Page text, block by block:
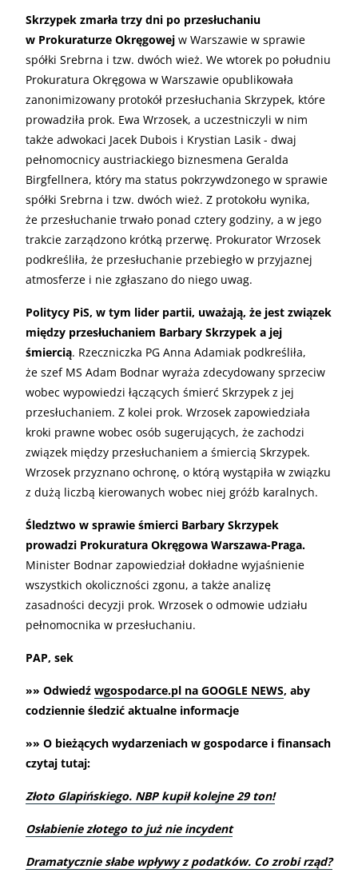
Skrzypek zmarła trzy dni po przesłuchaniu
w Prokuraturze Okręgowej w Warszawie w sprawie
spółki Srebrna i tzw. dwóch wież. We wtorek po południu
Prokuratura Okręgowa w Warszawie opublikowała
zanonimizowany protokół przesłuchania Skrzypek, które
prowadziła prok. Ewa Wrzosek, a uczestniczyli w nim
także adwokaci Jacek Dubois i Krystian Lasik - dwaj
pełnomocnicy austriackiego biznesmena Geralda
Birgfellnera, który ma status pokrzywdzonego w sprawie
spółki Srebrna i tzw. dwóch wież. Z protokołu wynika,
że przesłuchanie trwało ponad cztery godziny, a w jego
trakcie zarządzono krótką przerwę. Prokurator Wrzosek
podkreśliła, że przesłuchanie przebiegło w przyjaznej
atmosferze i nie zgłaszano do niego uwag.
Politycy PiS, w tym lider partii, uważają, że jest związek
między przesłuchaniem Barbary Skrzypek a jej
śmiercią. Rzeczniczka PG Anna Adamiak podkreśliła,
że szef MS Adam Bodnar wyraża zdecydowany sprzeciw
wobec wypowiedzi łączących śmierć Skrzypek z jej
przesłuchaniem. Z kolei prok. Wrzosek zapowiedziała
kroki prawne wobec osób sugerujących, że zachodzi
związek między przesłuchaniem a śmiercią Skrzypek.
Wrzosek przyznano ochronę, o którą wystąpiła w związku
z dużą liczbą kierowanych wobec niej gróźb karalnych.
Śledztwo w sprawie śmierci Barbary Skrzypek
prowadzi Prokuratura Okręgowa Warszawa-Praga.
Minister Bodnar zapowiedział dokładne wyjaśnienie
wszystkich okoliczności zgonu, a także analizę
zasadności decyzji prok. Wrzosek o odmowie udziału
pełnomocnika w przesłuchaniu.
PAP, sek
»» Odwiedź wgospodarce.pl na GOOGLE NEWS, aby
codziennie śledzić aktualne informacje
»» O bieżących wydarzeniach w gospodarce i finansach
czytaj tutaj:
Złoto Glapińskiego. NBP kupił kolejne 29 ton!
Osłabienie złotego to już nie incydent
Dramatycznie słabe wpływy z podatków. Co zrobi rząd?